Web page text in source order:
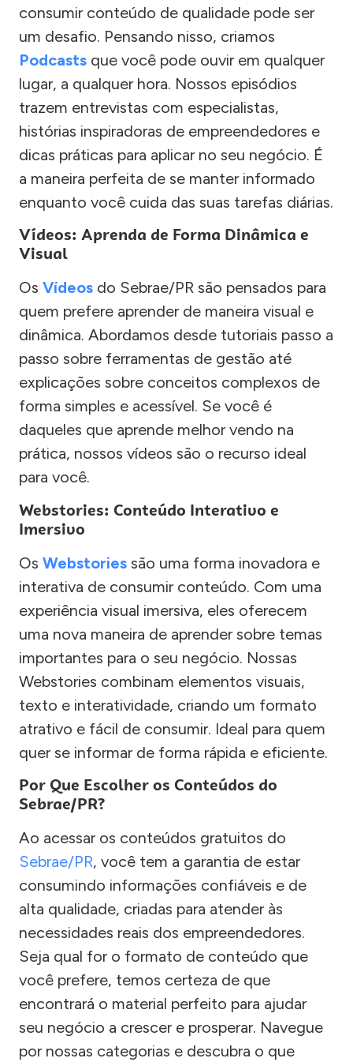
consumir conteúdo de qualidade pode ser
um desafio. Pensando nisso, criamos
Podcasts que você pode ouvir em qualquer
lugar, a qualquer hora. Nossos episódios
trazem entrevistas com especialistas,
histórias inspiradoras de empreendedores e
dicas práticas para aplicar no seu negócio. É
a maneira perfeita de se manter informado
enquanto você cuida das suas tarefas diárias.
Vídeos: Aprenda de Forma Dinâmica e
Visual
Os Vídeos do Sebrae/PR são pensados para
quem prefere aprender de maneira visual e
dinâmica. Abordamos desde tutoriais passo a
passo sobre ferramentas de gestão até
explicações sobre conceitos complexos de
forma simples e acessível. Se você é
daqueles que aprende melhor vendo na
prática, nossos vídeos são o recurso ideal
para você.
Webstories: Conteúdo Interativo e
Imersivo
Os Webstories são uma forma inovadora e
interativa de consumir conteúdo. Com uma
experiência visual imersiva, eles oferecem
uma nova maneira de aprender sobre temas
importantes para o seu negócio. Nossas
Webstories combinam elementos visuais,
texto e interatividade, criando um formato
atrativo e fácil de consumir. Ideal para quem
quer se informar de forma rápida e eficiente.
Por Que Escolher os Conteúdos do
Sebrae/PR?
Ao acessar os conteúdos gratuitos do
Sebrae/PR, você tem a garantia de estar
consumindo informações confiáveis e de
alta qualidade, criadas para atender às
necessidades reais dos empreendedores.
Seja qual for o formato de conteúdo que
você prefere, temos certeza de que
encontrará o material perfeito para ajudar
seu negócio a crescer e prosperar. Navegue
por nossas categorias e descubra o que